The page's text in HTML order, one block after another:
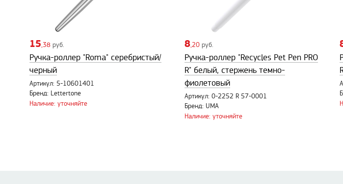
15,38 руб.
Ручка-роллер "Roma" серебристый/
черный
Артикул: 5-10601401
Бренд: Lettertone
Наличие: уточняйте
8,20 руб.
Ручка-роллер "Recycles Pet Pen PRO
R" белый, стержень темно-
фиолетовый
Артикул: 0-2252 R 57-0001
Бренд: UMA
Наличие: уточняйте